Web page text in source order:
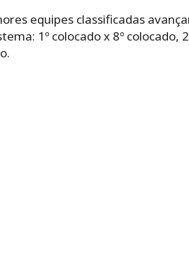
equipes classificadas
1º colocado x 8º colocado,